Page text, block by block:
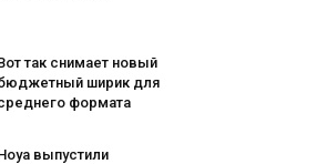
так снимает новый
ширик для
формата
выпустили